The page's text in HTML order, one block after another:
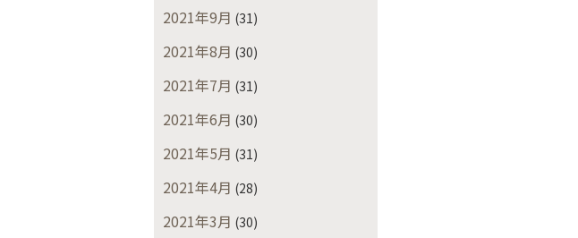
2021年9月 (31)
2021年8月 (30)
2021年7月 (31)
2021年6月 (30)
2021年5月 (31)
2021年4月 (28)
2021年3月 (30)